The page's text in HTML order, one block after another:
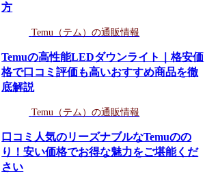
方
Temu（テム）の通販情報
Temuの高性能LEDダウンライト｜格安価
格で口コミ評価も高いおすすめ商品を徹
底解説
Temu（テム）の通販情報
口コミ人気のリーズナブルなTemuのの
り！安い価格でお得な魅力をご堪能くだ
さい